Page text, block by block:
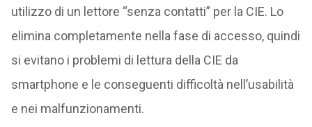
utilizzo di un lettore “senza contatti” per la CIE. Lo
elimina completamente nella fase di accesso, quindi
si evitano i problemi di lettura della CIE da
smartphone e le conseguenti difficoltà nell’usabilità
e nei malfunzionamenti.